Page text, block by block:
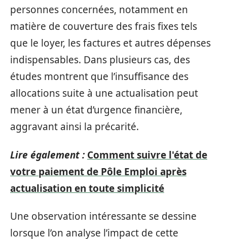
personnes concernées, notamment en
matière de couverture des frais fixes tels
que le loyer, les factures et autres dépenses
indispensables. Dans plusieurs cas, des
études montrent que l’insuffisance des
allocations suite à une actualisation peut
mener à un état d’urgence financière,
aggravant ainsi la précarité.
Lire également : Comment suivre l'état de
votre paiement de Pôle Emploi après
actualisation en toute simplicité
Une observation intéressante se dessine
lorsque l’on analyse l’impact de cette